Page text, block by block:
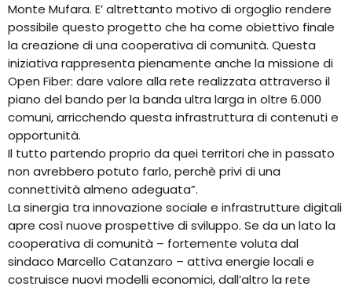
Monte Mufara. E’ altrettanto motivo di orgoglio rendere
possibile questo progetto che ha come obiettivo finale
la creazione di una cooperativa di comunità. Questa
iniziativa rappresenta pienamente anche la missione di
Open Fiber: dare valore alla rete realizzata attraverso il
piano del bando per la banda ultra larga in oltre 6.000
comuni, arricchendo questa infrastruttura di contenuti e
opportunità.
Il tutto partendo proprio da quei territori che in passato
non avrebbero potuto farlo, perchè privi di una
connettività almeno adeguata”.
La sinergia tra innovazione sociale e infrastrutture digitali
apre così nuove prospettive di sviluppo. Se da un lato la
cooperativa di comunità – fortemente voluta dal
sindaco Marcello Catanzaro – attiva energie locali e
costruisce nuovi modelli economici, dall’altro la rete